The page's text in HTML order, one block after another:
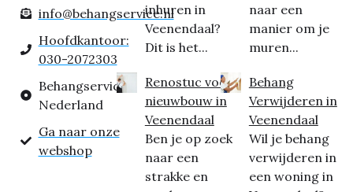
info@behangservice.nl
Hoofdkantoor:
030-2072303
Behangservice
Nederland
Ga naar onze
webshop
inhuren in
Veenendaal?
Dit is het...
Renostuc voor
nieuwbouw in
Veenendaal
Ben je op zoek
naar een
strakke en
naar een
manier om je
muren...
Behang
Verwijderen in
Veenendaal
Wil je behang
verwijderen in
een woning in